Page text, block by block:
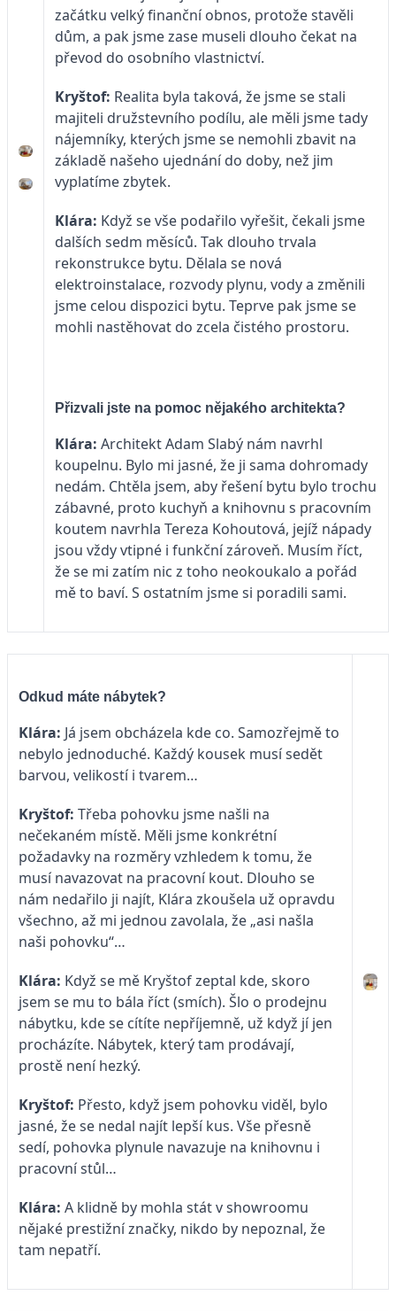
začátku velký finanční obnos, protože stavěli
dům, a pak jsme zase museli dlouho čekat na
převod do osobního vlastnictví.
Kryštof: Realita byla taková, že jsme se stali
majiteli družstevního podílu, ale měli jsme tady
nájemníky, kterých jsme se nemohli zbavit na
základě našeho ujednání do doby, než jim
vyplatíme zbytek.
Klára: Když se vše podařilo vyřešit, čekali jsme
dalších sedm měsíců. Tak dlouho trvala
rekonstrukce bytu. Dělala se nová
elektroinstalace, rozvody plynu, vody a změnili
jsme celou dispozici bytu. Teprve pak jsme se
mohli nastěhovat do zcela čistého prostoru.
Přizvali jste na pomoc nějakého architekta?
Klára: Architekt Adam Slabý nám navrhl
koupelnu. Bylo mi jasné, že ji sama dohromady
nedám. Chtěla jsem, aby řešení bytu bylo trochu
zábavné, proto kuchyň a knihovnu s pracovním
koutem navrhla Tereza Kohoutová, jejíž nápady
jsou vždy vtipné i funkční zároveň. Musím říct,
že se mi zatím nic z toho neokoukalo a pořád
mě to baví. S ostatním jsme si poradili sami.
Odkud máte nábytek?
Klára: Já jsem obcházela kde co. Samozřejmě to
nebylo jednoduché. Každý kousek musí sedět
barvou, velikostí i tvarem…
Kryštof: Třeba pohovku jsme našli na
nečekaném místě. Měli jsme konkrétní
požadavky na rozměry vzhledem k tomu, že
musí navazovat na pracovní kout. Dlouho se
nám nedařilo ji najít, Klára zkoušela už opravdu
všechno, až mi jednou zavolala, že „asi našla
naši pohovku“…
Klára: Když se mě Kryštof zeptal kde, skoro
jsem se mu to bála říct (smích). Šlo o prodejnu
nábytku, kde se cítíte nepříjemně, už když jí jen
procházíte. Nábytek, který tam prodávají,
prostě není hezký.
Kryštof: Přesto, když jsem pohovku viděl, bylo
jasné, že se nedal najít lepší kus. Vše přesně
sedí, pohovka plynule navazuje na knihovnu i
pracovní stůl…
Klára: A klidně by mohla stát v showroomu
nějaké prestižní značky, nikdo by nepoznal, že
tam nepatří.